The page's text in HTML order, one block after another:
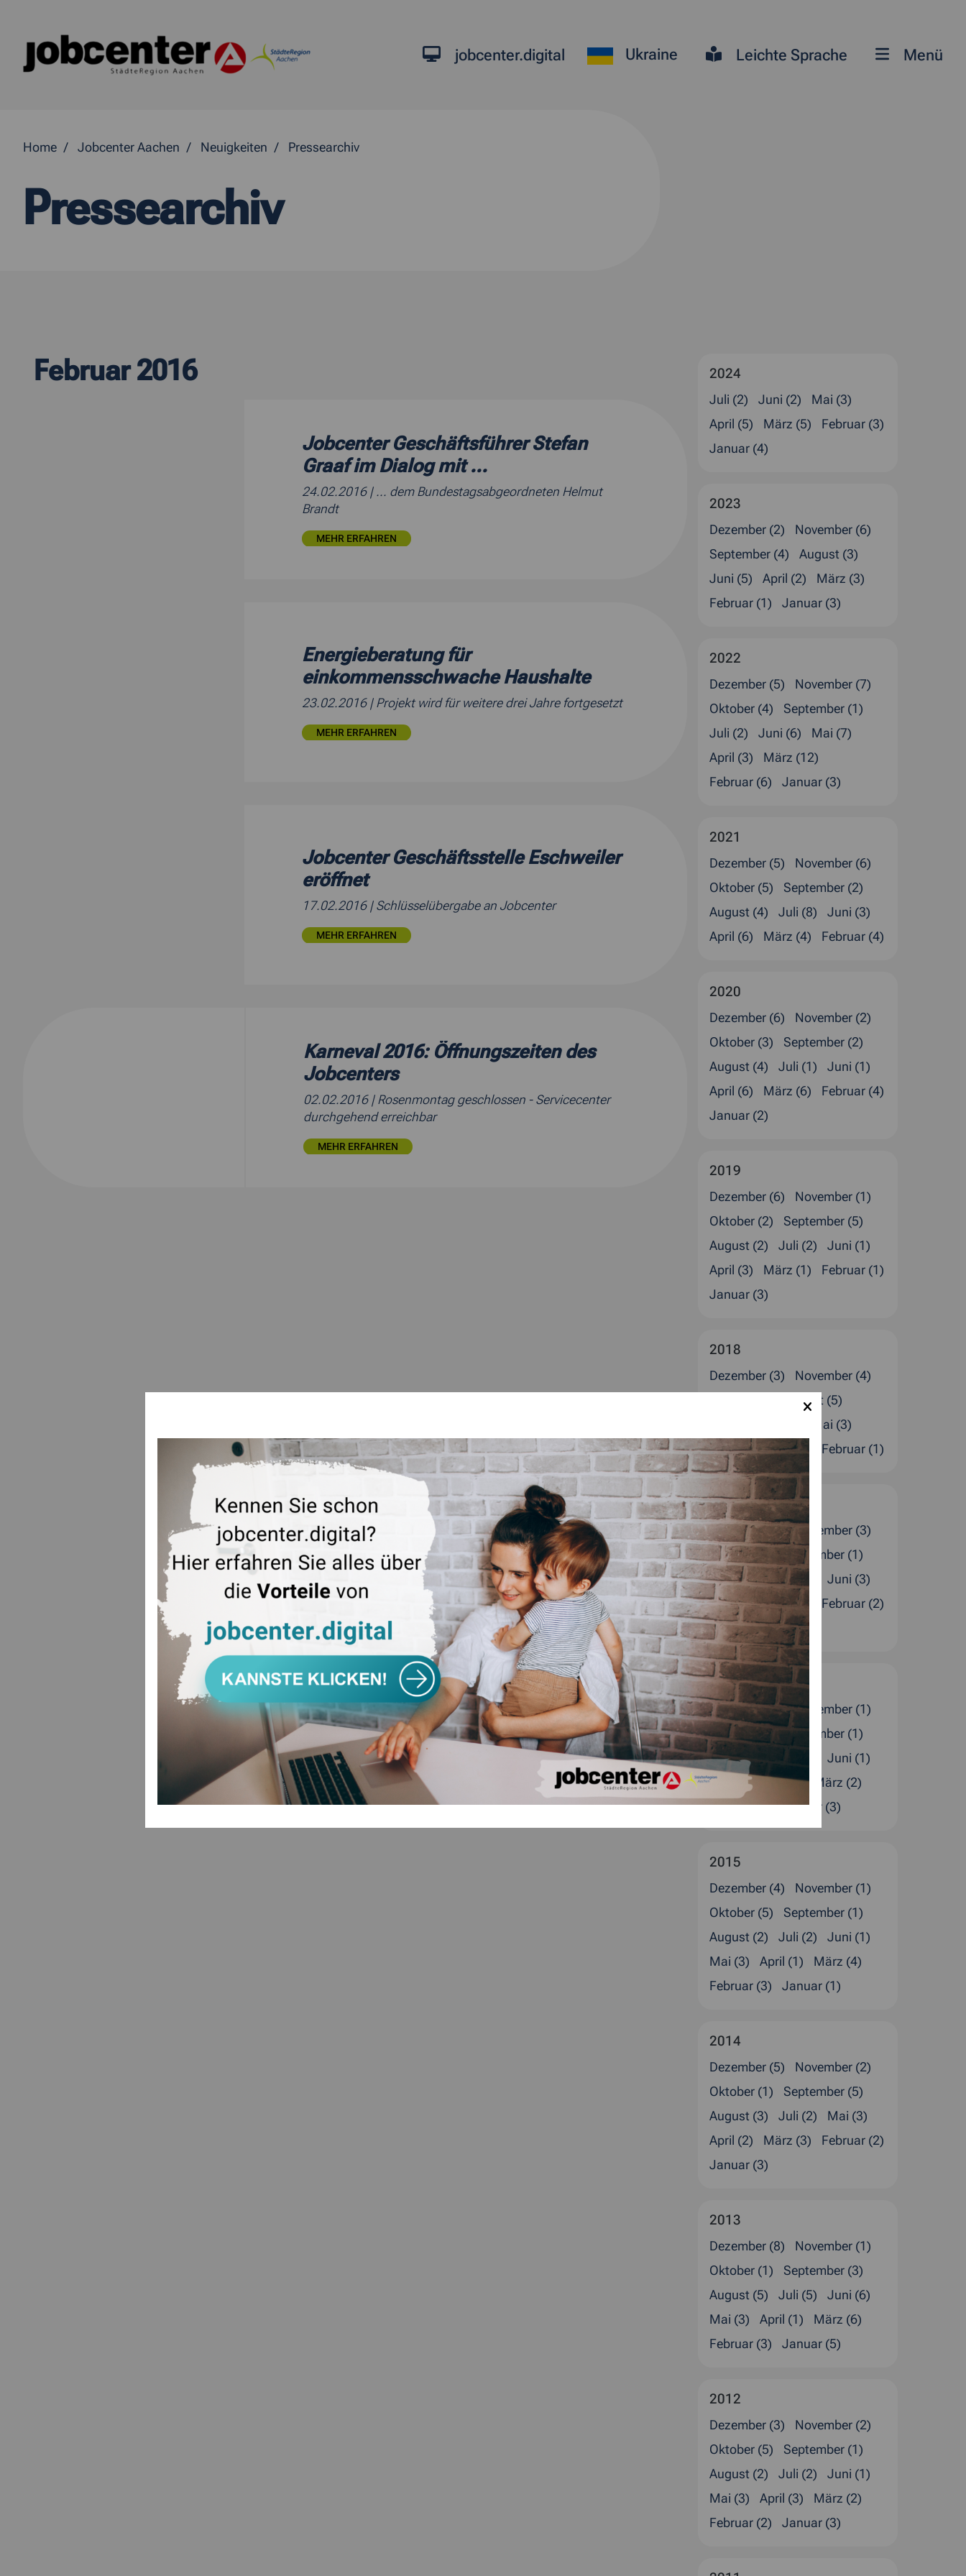
jobcenter.digital Ukraine Leichte Sprache Menü
Home Jobcenter Aachen Neuigkeiten Pressearchiv
Pressearchiv
Februar 2016
Jobcenter Geschäftsführer Stefan
Graaf im Dialog mit ...
24.02.2016 | ... dem Bundestagsabgeordneten Helmut
Brandt
MEHR ERFAHREN
Energieberatung für
einkommensschwache Haushalte
23.02.2016 | Projekt wird für weitere drei Jahre fortgesetzt
MEHR ERFAHREN
Jobcenter Geschäftsstelle Eschweiler
eröffnet
17.02.2016 | Schlüsselübergabe an Jobcenter
MEHR ERFAHREN
Karneval 2016: Öffnungszeiten des
Jobcenters
02.02.2016 | Rosenmontag geschlossen - Servicecenter
durchgehend erreichbar
MEHR ERFAHREN
2024
Juli (2) Juni (2)
Mai (3)
April (5)
März (5)
Februar (3)
Januar (4)
2023
Dezember (2)
November (6)
September (4)
August (3)
Juni (5)
April (2)
März (3)
Februar (1)
Januar (3)
2022
Dezember (5)
November (7)
Oktober (4)
September (1)
Juli (2)
Juni (6)
Mai (7)
April (3)
März (12)
Februar (6)
Januar (3)
2021
Dezember (5)
November (6)
Oktober (5)
September (2)
August (4)
Juli (8)
Juni (3)
April (6)
März (4) Februar (4)
2020
Dezember (6)
November (2)
Oktober (3)
September (2)
August (4)
Juli (1)
Juni (1)
April (6)
März (6)
Februar (4)
Januar (2)
2019
Dezember (6)
November (1)
Oktober (2)
September (5)
August (2)
Juli (2)
Juni (1)
April (3)
März (1)
Februar (1)
Januar (3)
2018
Dezember (3)
November (4)
August (5)
Mai (3)
April (1)
März (2) Februar (1)
2017
Dezember (4)
November (3)
Oktober (2)
September (1)
August (1)
Juli (4)
Juni (3)
April (2)
März (1)
Februar (2)
Januar (4)
2016
Dezember (5)
November (1)
Oktober (1)
September (1)
August (4)
Juli (2)
Juni (1)
Mai (1)
April (4)
März (2)
Februar (4)
Januar (3)
2015
Dezember (4)
November (1)
Oktober (5)
September (1)
August (2)
Juli (2)
Juni (1)
Mai (3)
April (1)
März (4)
Februar (3)
Januar (1)
2014
Dezember (5)
November (2)
Oktober (1)
September (5)
August (3)
Juli (2)
Mai (3)
April (2)
März (3)
Februar (2)
Januar (3)
2013
Dezember (8)
November (1)
Oktober (1)
September (3)
August (5)
Juli (5)
Juni (6)
Mai (3)
April (1)
März (6)
Februar (3)
Januar (5)
2012
Dezember (3)
November (2)
Oktober (5)
September (1)
August (2)
Juli (2)
Juni (1)
Mai (3)
April (3)
März (2)
Februar (2)
Januar (3)